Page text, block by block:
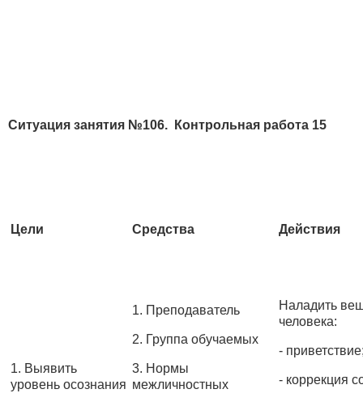
Ситуация занятия №106. Контрольная работа 15
Цели Средства Действия
1. Выявить
уровень осознания
1. Преподаватель
2. Группа обучаемых
3. Нормы
межличностных
Наладить
человека:
-
- коррекция